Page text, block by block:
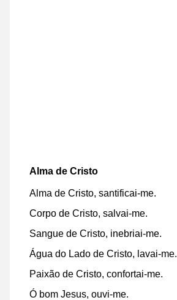
Alma de Cristo
Alma de Cristo, santificai-me.
Corpo de Cristo, salvai-me.
Sangue de Cristo, inebriai-me.
Água do Lado de Cristo, lavai-me.
Paixão de Cristo, confortai-me.
Ó bom Jesus, ouvi-me.